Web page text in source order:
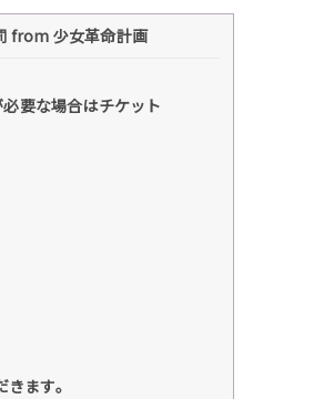
from 少女革命計画
要な場合はチケット
ます。